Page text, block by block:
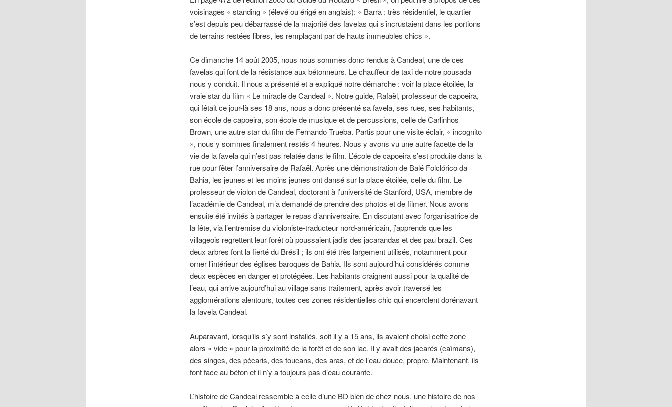
voisinages « standing » (élevé ou érigé en anglais): « Barra : très résidentiel, le quartier
s’est depuis peu débarrassé de la majorité des favelas qui s’incrustaient dans les portions
de terrains restées libres, les remplaçant par de hauts immeubles chics ».
Ce dimanche 14 août 2005, nous nous sommes donc rendus à Candeal, une de ces
favelas qui font de la résistance aux bétonneurs. Le chauffeur de taxi de notre pousada
nous y conduit. Il nous a présenté et a expliqué notre démarche : voir la place étoilée, la
vraie star du film « Le miracle de Candeal ». Notre guide, Rafaël, professeur de capoeira,
qui fêtait ce jour-là ses 18 ans, nous a donc présenté sa favela, ses rues, ses habitants,
son école de capoeira, son école de musique et de percussions, celle de Carlinhos
Brown, une autre star du film de Fernando Trueba. Partis pour une visite éclair, « incognito
», nous y sommes finalement restés 4 heures. Nous y avons vu une autre facette de la
vie de la favela qui n’est pas relatée dans le film. L’école de capoeira s’est produite dans la
rue pour fêter l’anniversaire de Rafaël. Après une démonstration de Balé Folclórico da
Bahia, les jeunes et les moins jeunes ont dansé sur la place étoilée, celle du film. Le
professeur de violon de Candeal, doctorant à l’université de Stanford, USA, membre de
l’académie de Candeal, m’a demandé de prendre des photos et de filmer. Nous avons
ensuite été invités à partager le repas d’anniversaire. En discutant avec l’organisatrice de
la fête, via l’entremise du violoniste-traducteur nord-américain, j’apprends que les
villageois regrettent leur forêt où poussaient jadis des jacarandas et des pau brazil. Ces
deux arbres font la fierté du Brésil ; ils ont été très largement utilisés, notamment pour
orner l’intérieur des églises baroques de Bahia. Ils sont aujourd’hui considérés comme
deux espèces en danger et protégées. Les habitants craignent aussi pour la qualité de
l’eau, qui arrive aujourd’hui au village sans traitement, après avoir traversé les
agglomérations alentours, toutes ces zones résidentielles chic qui encerclent dorénavant
la favela Candeal.
Auparavant, lorsqu’ils s’y sont installés, soit il y a 15 ans, ils avaient choisi cette zone
alors « vide » pour la proximité de la forêt et de son lac. Il y avait des jacarés (caïmans),
des singes, des pécaris, des toucans, des aras, et de l’eau douce, propre. Maintenant, ils
font face au béton et il n’y a toujours pas d’eau courante.
L’histoire de Candeal ressemble à celle d’une BD bien de chez nous, une histoire de nos